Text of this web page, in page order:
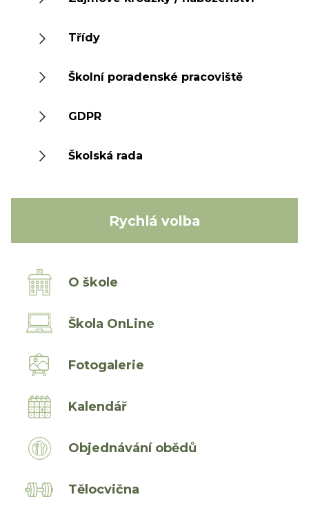
Třídy
Školní poradenské pracoviště
GDPR
Školská rada
Rychlá volba
O škole
Škola OnLine
Fotogalerie
Kalendář
Objednávání obědů
Tělocvična